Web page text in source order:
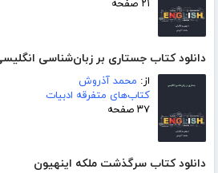
۲۱ صفحه
دانلود کتاب جستاری بر زبان‌شناسی
از: محمد آذروش
کتاب‌های متفرقه ادبیات
۳۷ صفحه
دانلود کتاب سرگذشت ملکه اینهیون